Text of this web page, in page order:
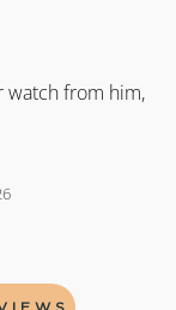
watch from him,